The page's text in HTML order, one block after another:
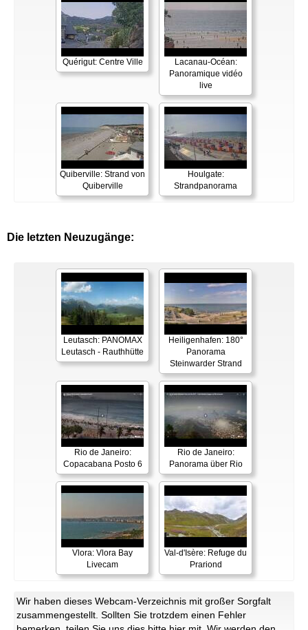
Quérigut: Centre Ville
Lacanau-Océan:
Panoramique vidéo
live
Quiberville: Strand von
Quiberville
Houlgate:
Strandpanorama
Die letzten Neuzugänge:
Leutasch: PANOMAX
Leutasch - Rauthhütte
Heiligenhafen: 180°
Panorama
Steinwarder Strand
Rio de Janeiro:
Copacabana Posto 6
Rio de Janeiro:
Panorama über Rio
Vlora: Vlora Bay
Livecam
Val-d'Isère: Refuge du
Prariond
Wir haben dieses Webcam-Verzeichnis mit großer Sorgfalt
zusammengestellt. Sollten Sie trotzdem einen Fehler